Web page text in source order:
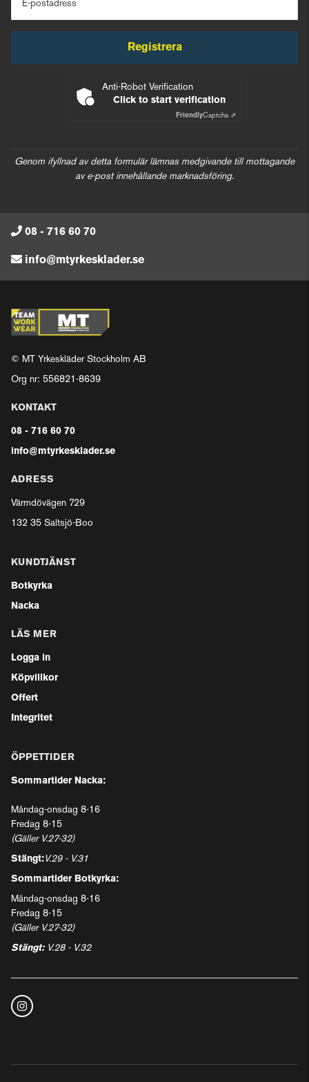
E-postadress
Registrera
Anti-Robot Verification
Click to start verification
FriendlyCaptcha ⇗
Genom ifyllnad av detta formulär lämnas medgivande till mottagande
av e-post innehållande marknadsföring.
08 - 716 60 70
info@mtyrkesklader.se
© MT Yrkeskläder Stockholm AB
Org nr: 556821-8639
KONTAKT
08 - 716 60 70
info@mtyrkesklader.se
ADRESS
Värmdövägen 729
132 35 Saltsjö-Boo
KUNDTJÄNST
Botkyrka
Nacka
LÄS MER
Logga in
Köpvillkor
Offert
Integritet
ÖPPETTIDER
Sommartider Nacka:
Måndag-onsdag 8-16
Fredag 8-15
(Gäller V.27-32)
Stängt:V.29 - V.31
Sommartider Botkyrka:
Måndag-onsdag 8-16
Fredag 8-15
(Gäller V.27-32)
Stängt: V.28 - V.32